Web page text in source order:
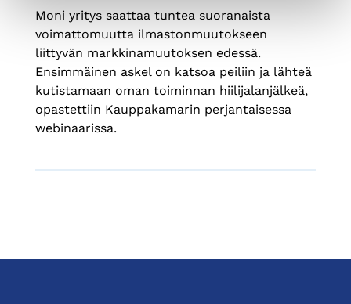
Moni yritys saattaa tuntea suoranaista
voimattomuutta ilmastonmuutokseen
liittyvän markkinamuutoksen edessä.
Ensimmäinen askel on katsoa peiliin ja lähteä
kutistamaan oman toiminnan hiilijalanjälkeä,
opastettiin Kauppakamarin perjantaisessa
webinaarissa.